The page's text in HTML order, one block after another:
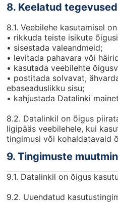
8. Keelatud tegevused
8.1. Veebilehe kasutamisel
• rikkuda teiste isikute
• sisestada valeandmeid;
• levitada pahavara või
• kasutada veebilehte
• postitada solvavat,
ebaseaduslikku sisu;
• kahjustada Datalinki
8.2. Datalinkil on õigus
ligipääs veebilehele, kui
tingimusi või kohaldatavaid
9. Tingimuste
9.1. Datalinkil on õigus
9.2. Uuendatud